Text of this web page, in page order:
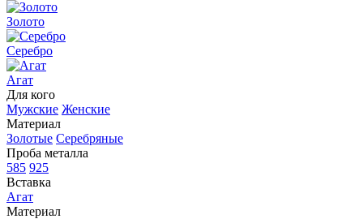
Золото
Серебро
Агат
Для кого
Мужские Женские
Материал
Золотые Серебряные
Проба металла
585 925
Вставка
Агат
Материал